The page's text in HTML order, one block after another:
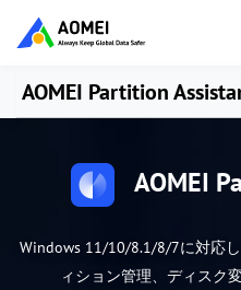
AOMEI Partition
AOMEI
Windows 11/10/8.1/8/7に対応
ィション管理、ディスク